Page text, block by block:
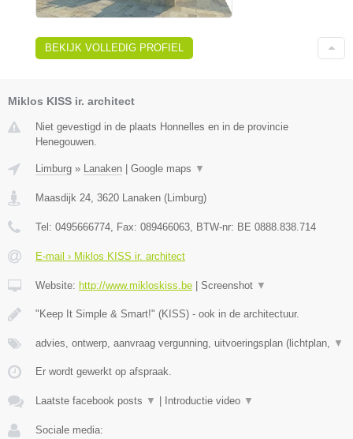
BEKIJK VOLLEDIG PROFIEL
Miklos KISS ir. architect
Niet gevestigd in de plaats Honnelles en in de provincie
Henegouwen.
Limburg » Lanaken Google maps ▼
Maasdijk 24 3620 Lanaken ( Limburg)
Tel: 0495666774 , Fax: 089466063 , BTW-nr: BE 0888.838.714
E-mail › Miklos KISS ir. architect
Website: http://www.mikloskiss.be Screenshot ▼
"Keep It Simple & Smart!" (KISS) - ook in de architectuur.
advies, ontwerp, aanvraag vergunning, uitvoeringsplan (lichtplan, ▼
Er wordt gewerkt op afspraak.
Laatste facebook posts ▼ Introductie video ▼
Sociale media: